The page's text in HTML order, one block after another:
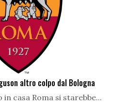
altro colpo dal Bologna
casa Roma si starebbe...